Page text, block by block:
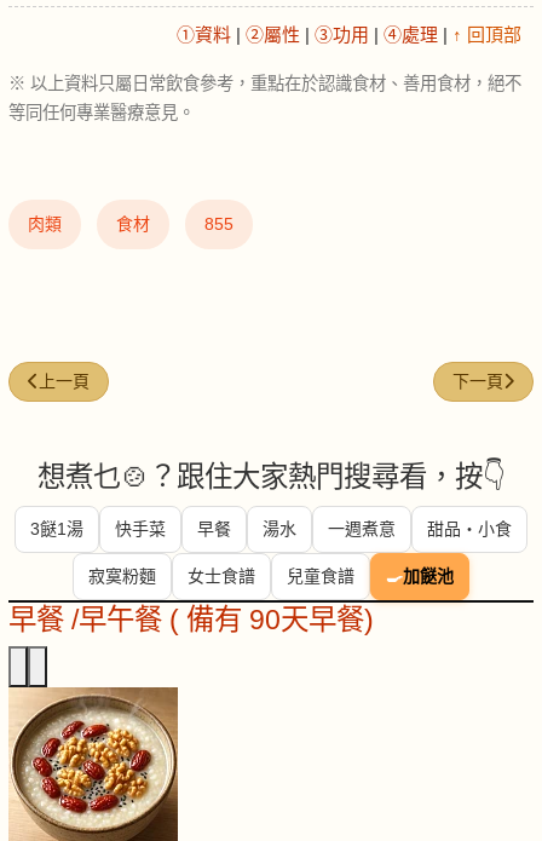
①資料 | ②屬性 | ③功用 | ④處理 | ↑ 回頂部
※ 以上資料只屬日常飲食參考，重點在於認識食材、善用食材，絕不
等同任何專業醫療意見。
肉類 食材 855
上一篇文章: 蜂蜜芥末醬 (Honey mustard)
上一頁 下一篇文
下一頁
想煮乜🍲？跟住大家熱門搜尋看，按👇
3餸1湯 快手菜 早餐 湯水 一週煮意 甜品・小食
寂寞粉麵 女士食譜 兒童食譜 🍳加餸池
早餐 /早午餐 ( 備有 90天早餐)